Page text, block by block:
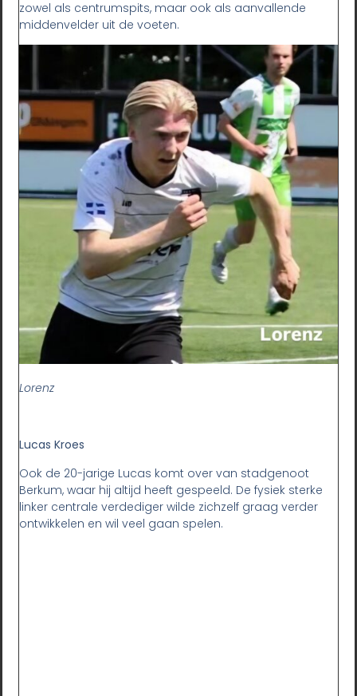
zowel als centrumspits, maar ook als aanvallende
middenvelder uit de voeten.
Lorenz
Lucas Kroes
Ook de 20-jarige Lucas komt over van stadgenoot
Berkum, waar hij altijd heeft gespeeld. De fysiek sterke
linker centrale verdediger wilde zichzelf graag verder
ontwikkelen en wil veel gaan spelen.